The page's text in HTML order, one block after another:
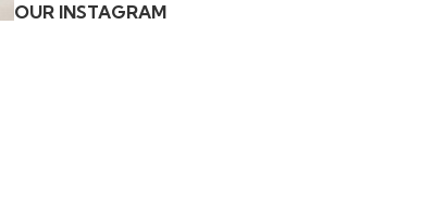
OUR INSTAGRAM